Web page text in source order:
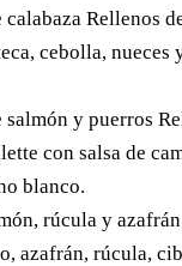
calabaza Rellenos
cebolla, nueces
y puerros
con salsa de
blanco.
rúcula y azafrán
azafrán, rúcula,